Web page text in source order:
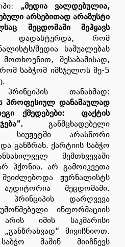
: „მედია ვალდებულია,
არსებითად არაზუსტი
შეცდომაში შეჰყავს
რომ
მედია საშუალებას
შესაბამისად,
საბჭომ იმსჯელოს მე-5
თანახმად:
პროფესიულ დანაშაულად
ქმედებები:
ფაქტის
განმცხადებელი
სიუჟეტში არასწორი
განზრახ. ქარტიის საბჭო
შემთხვევაში
ჰქონია. არ გამოიკვეთა
ჟურნალისტს
შეცდომაში.
დარღვევა
ინფორმაციის
იმის საკმარისი
მივიჩნიოთ.
მაშინ მიიჩნევს